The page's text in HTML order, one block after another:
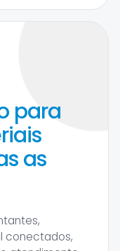
para
as
conectados,